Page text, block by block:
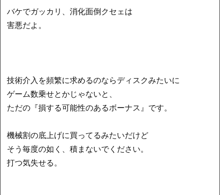
バケでガッカリ、消化面倒クセェは
害悪だよ。
技術介入を頻繁に求めるのならディスクみたいに
ゲーム数乗せとかじゃないと、
ただの『損する可能性のあるボーナス』です。
機械割の底上げに買ってるみたいだけど
そう毎度の如く、積まないでください。
打つ気失せる。